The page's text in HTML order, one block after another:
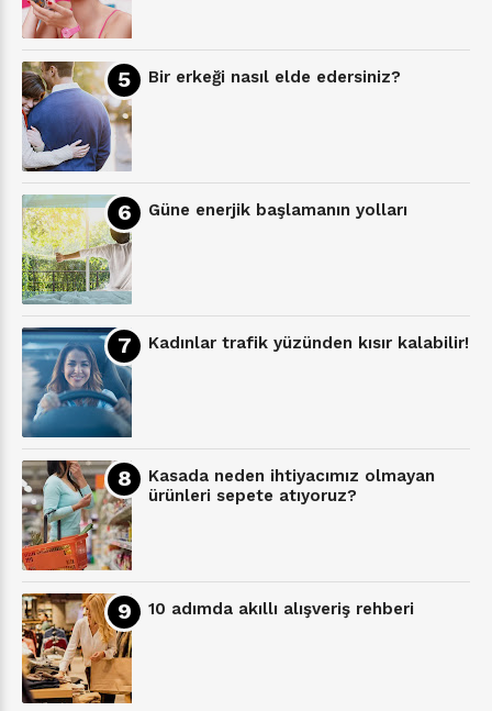
Bir erkeği nasıl elde edersiniz?
Güne enerjik başlamanın yolları
Kadınlar trafik yüzünden kısır kalabilir!
Kasada neden ihtiyacımız olmayan
ürünleri sepete atıyoruz?
10 adımda akıllı alışveriş rehberi